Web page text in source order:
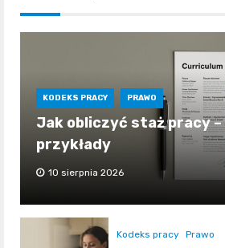
KODEKS PRACY PRAWO
Jak obliczyć staż pracy –
przykłady
10 sierpnia 2026
Kodeks pracy Prawo